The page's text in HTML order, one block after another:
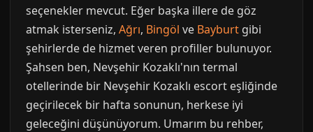
seçenekler mevcut. Eğer başka illere de göz
atmak isterseniz, Ağrı, Bingöl ve Bayburt gibi
şehirlerde de hizmet veren profiller bulunuyor.
Şahsen ben, Nevşehir Kozaklı'nın termal
otellerinde bir Nevşehir Kozaklı escort eşliğinde
geçirilecek bir hafta sonunun, herkese iyi
geleceğini düşünüyorum. Umarım bu rehber,